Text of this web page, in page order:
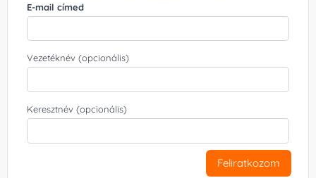
E-mail címed
Vezetéknév (opcionális)
Keresztnév (opcionális)
Feliratkozom